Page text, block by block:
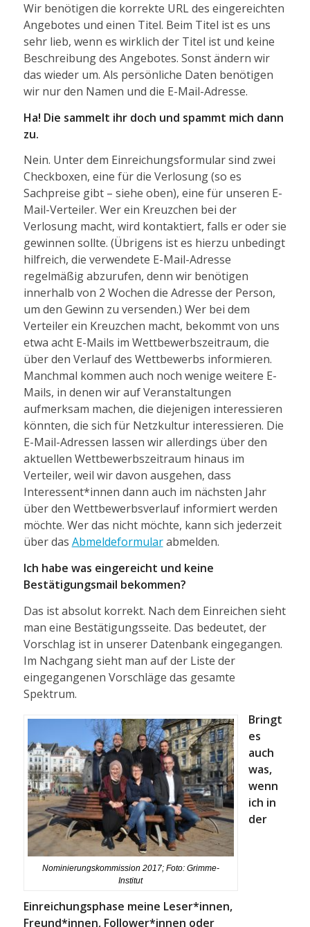
Wir benötigen die korrekte URL des eingereichten
Angebotes und einen Titel. Beim Titel ist es uns
sehr lieb, wenn es wirklich der Titel ist und keine
Beschreibung des Angebotes. Sonst ändern wir
das wieder um. Als persönliche Daten benötigen
wir nur den Namen und die E-Mail-Adresse.
Ha! Die sammelt ihr doch und spammt mich dann
zu.
Nein. Unter dem Einreichungsformular sind zwei
Checkboxen, eine für die Verlosung (so es
Sachpreise gibt – siehe oben), eine für unseren E-
Mail-Verteiler. Wer ein Kreuzchen bei der
Verlosung macht, wird kontaktiert, falls er oder sie
gewinnen sollte. (Übrigens ist es hierzu unbedingt
hilfreich, die verwendete E-Mail-Adresse
regelmäßig abzurufen, denn wir benötigen
innerhalb von 2 Wochen die Adresse der Person,
um den Gewinn zu versenden.) Wer bei dem
Verteiler ein Kreuzchen macht, bekommt von uns
etwa acht E-Mails im Wettbewerbszeitraum, die
über den Verlauf des Wettbewerbs informieren.
Manchmal kommen auch noch wenige weitere E-
Mails, in denen wir auf Veranstaltungen
aufmerksam machen, die diejenigen interessieren
könnten, die sich für Netzkultur interessieren. Die
E-Mail-Adressen lassen wir allerdings über den
aktuellen Wettbewerbszeitraum hinaus im
Verteiler, weil wir davon ausgehen, dass
Interessent*innen dann auch im nächsten Jahr
über den Wettbewerbsverlauf informiert werden
möchte. Wer das nicht möchte, kann sich jederzeit
über das Abmeldeformularabmelden.
Ich habe was eingereicht und keine
Bestätigungsmail bekommen?
Das ist absolut korrekt. Nach dem Einreichen sieht
man eine Bestätigungsseite. Das bedeutet, der
Vorschlag ist in unserer Datenbank eingegangen.
Im Nachgang sieht man auf der Liste der
eingegangenen Vorschläge das gesamte
Spektrum.
Nominierungskommission 2017; Foto: Grimme-
Institut
Bringt
es
auch
was,
wenn
ich in
der
Einreichungsphase meine Leser*innen,
Freund*innen, Follower*innen oder